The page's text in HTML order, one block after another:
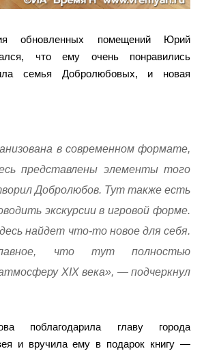
обновленных помещений Юрий
что ему очень понравились
семья Добролюбовых, и новая
в современном формате,
представлены элементы того
Добролюбов. Тут также есть
экскурсии в игровой форме.
найдет что-то новое для себя.
что тут полностью
XIX века», — подчеркнул
поблагодарила главу города
и вручила ему в подарок книгу —